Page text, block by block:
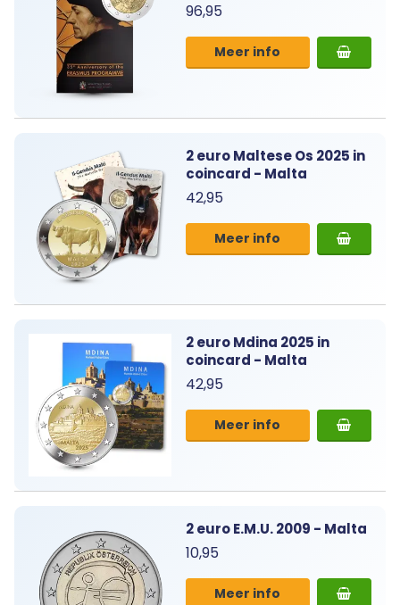
96,95
Meer info
2 euro Maltese Os 2025 in
coincard - Malta
42,95
Meer info
2 euro Mdina 2025 in
coincard - Malta
42,95
Meer info
2 euro E.M.U. 2009 - Malta
10,95
Meer info